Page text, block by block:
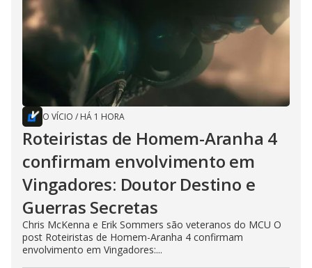
O VÍCIO / HÁ 1 HORA
Roteiristas de Homem-Aranha 4
confirmam envolvimento em
Vingadores: Doutor Destino e
Guerras Secretas
Chris McKenna e Erik Sommers são veteranos do MCU O
post Roteiristas de Homem-Aranha 4 confirmam
envolvimento em Vingadores:...